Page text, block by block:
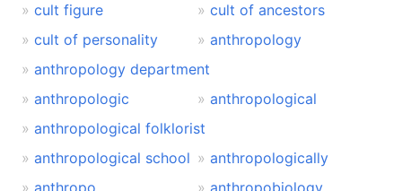
cult figure
cult of ancestors
cult of personality
anthropology
anthropology department
anthropologic
anthropological
anthropological folklorist
anthropological school
anthropologically